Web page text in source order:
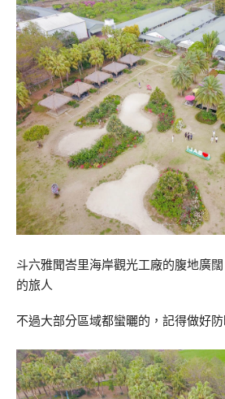
斗六雅聞峇里海岸觀光工廠的腹地廣
的旅人
不過大部分區域都蠻曬的，記得做好